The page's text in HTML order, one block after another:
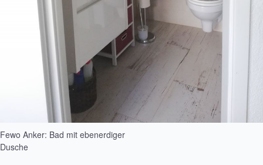
Fewo Anker: Bad mit ebenerdiger
Dusche